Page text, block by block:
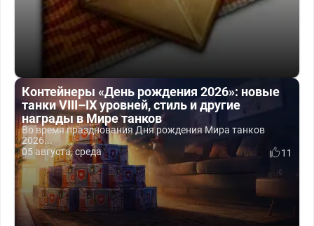
Контейнеры «День рождения 2026»: новые
танки VIII–IX уровней, стиль и другие
награды в Мире танков
Во время празднования Дня рождения Мира танков
2026...
05 августа, среда
11